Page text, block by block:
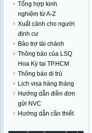
Tổng hợp kinh
nghiệm từ A-Z
Xuất cảnh cho người
định cư
Bảo trợ tài chánh
Thông báo của LSQ
Hoa Kỳ tại TP.HCM
Thông báo di trú
Lịch visa hàng tháng
Hướng dẫn điền đơn
gửi NVC
Hướng dẫn cần thiết